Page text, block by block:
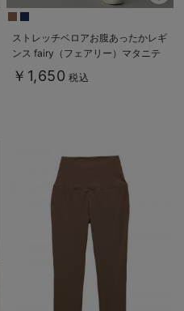
ストレッチベロアお腹あったかレギ
ンス fairy（フェアリー）マタニテ
ィ・産後 【出産後も長く使える】
￥1,650 税込